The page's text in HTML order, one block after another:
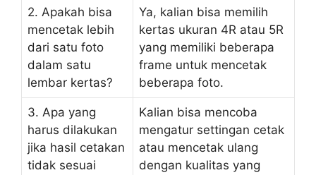
2. Apakah bisa
mencetak lebih
dari satu foto
dalam satu
lembar kertas?
Ya, kalian bisa memilih
kertas ukuran 4R atau 5R
yang memiliki beberapa
frame untuk mencetak
beberapa foto.
3. Apa yang
harus dilakukan
jika hasil cetakan
tidak sesuai
Kalian bisa mencoba
mengatur settingan cetak
atau mencetak ulang
dengan kualitas yang